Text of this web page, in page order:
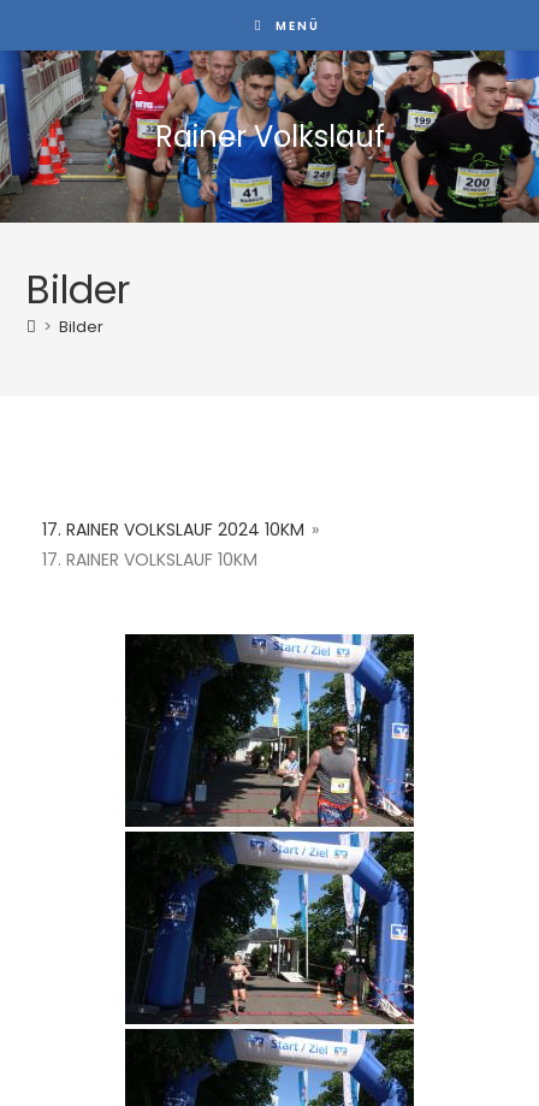
MENÜ
Rainer Volkslauf
Bilder
> Bilder
17. RAINER VOLKSLAUF 2024 10KM »
17. RAINER VOLKSLAUF 10KM